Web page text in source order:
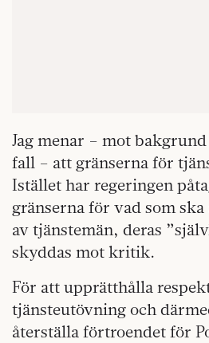
Jag menar – mot
fall – att gränserna för
Istället har regeringen
gränserna för vad som
av tjänstemän, deras
skyddas mot kritik.
För att upprätthålla
tjänsteutövning och
återställa förtroendet för